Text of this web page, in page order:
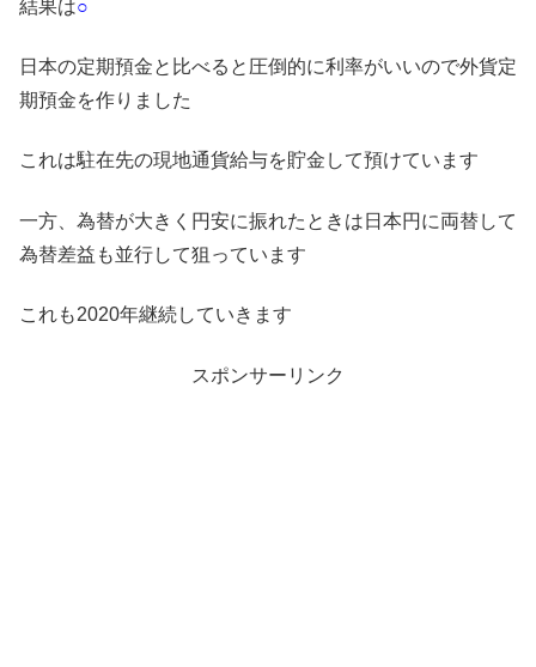
結果は○
日本の定期預金と比べると圧倒的に利率がいいので外貨定
期預金を作りました
これは駐在先の現地通貨給与を貯金して預けています
一方、為替が大きく円安に振れたときは日本円に両替して
為替差益も並行して狙っています
これも2020年継続していきます
スポンサーリンク